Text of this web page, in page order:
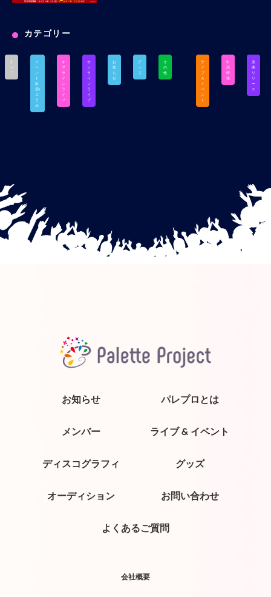
カテゴリー
す
べ
て
イ
ベ
ン
ト
出
演/
コ
ラ
ボ
オ
フ
ラ
イ
ン
ラ
イ
ブ
オ
ン
ラ
イ
ン
ラ
イ
ブ
お
知
ら
せ
グ
ッ
ズ
そ
の
他
ラ
イ
ブ
＆
イ
ベ
ン
ト
出
演
情
報
楽
曲
リ
リ
ー
ス
お知らせ パレプロとは
メンバー ライブ & イベント
ディスコグラフィ グッズ
オーディション お問い合わせ
よくあるご質問
会社概要